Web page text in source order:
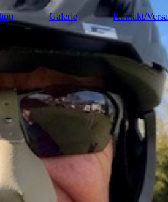
Galerie Kontakt/